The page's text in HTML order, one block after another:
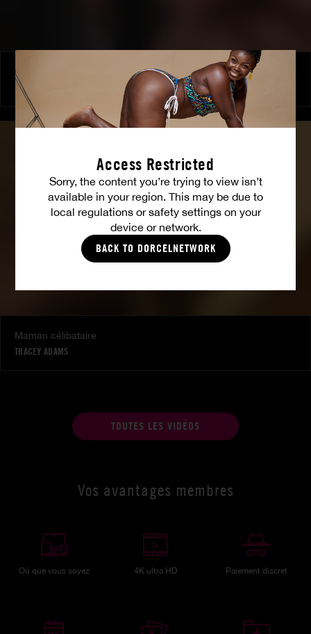
Access Restricted
Sorry, the content you’re trying to view isn’t
available in your region. This may be due to
local regulations or safety settings on your
device or network.
BACK TO DORCELNETWORK
Luxure by Shalina
SHALINA DEVINE
Maman célibataire
TRACEY ADAMS
TOUTES LES VIDÉOS
Vos avantages membres
Où que vous soyez 4K ultra HD Paiement discret